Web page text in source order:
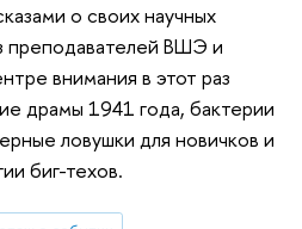
о своих научных
преподавателей ВШЭ и
внимания в этот раз
драмы 1941 года, бактерии
ловушки для новичков и
биг-техов.